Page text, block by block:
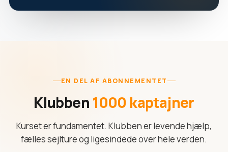
EN DEL AF ABONNEMENTET
Klubben 1000 kaptajner
Kurset er fundamentet. Klubben er levende hjælp,
fælles sejlture og ligesindede over hele verden.